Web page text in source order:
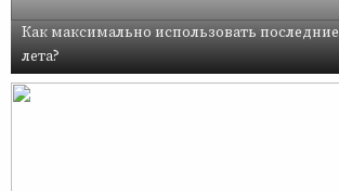
Как максимально использовать
лета?